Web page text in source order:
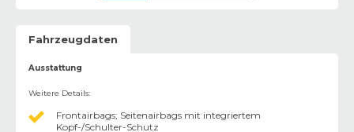
Fahrzeugdaten
Ausstattung
Weitere Details:
Frontairbags; Seitenairbags mit integriertem
Kopf-/Schulter-Schutz